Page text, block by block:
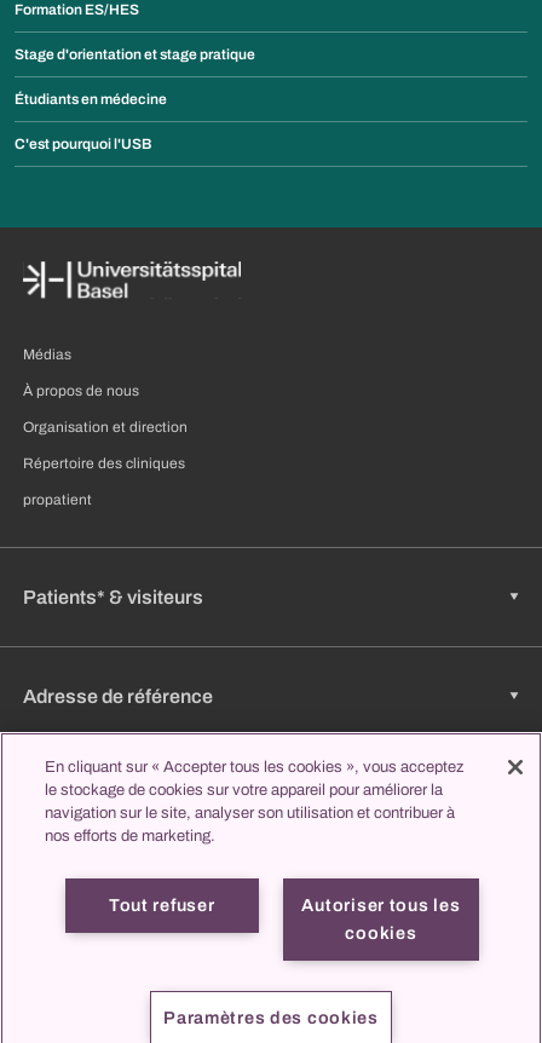
Formation ES/HES
Stage d'orientation et stage pratique
Étudiants en médecine
C'est pourquoi l'USB
Médias
À propos de nous
Organisation et direction
Répertoire des cliniques
propatient
Patients* & visiteurs
Adresse de référence
Emplois & carrière
Apprendre et étudier
légales
données
En cliquant sur « Accepter tous les cookies », vous acceptez
le stockage de cookies sur votre appareil pour améliorer la
navigation sur le site, analyser son utilisation et contribuer à
nos efforts de marketing.
Autoriser tous les
cookies
Tout refuser
Paramètres des cookies